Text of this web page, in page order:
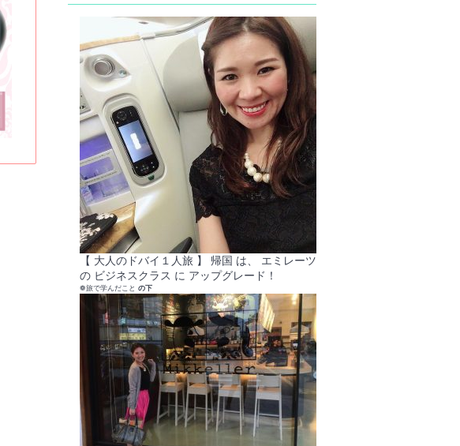
【 大人のドバイ１人旅 】 帰国 は、 エミレーツ
の ビジネスクラス に アップグレード！
❁旅で学んだこと の下